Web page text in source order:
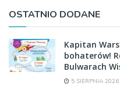
OSTATNIO DODANE
Kapitan
bohaterów!
Bulwarach
5 SIERPNIA 2026